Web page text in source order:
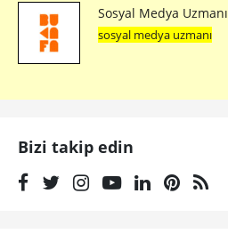
Sosyal Medya Uzmanı
sosyal medya uzmanı
Bizi takip edin